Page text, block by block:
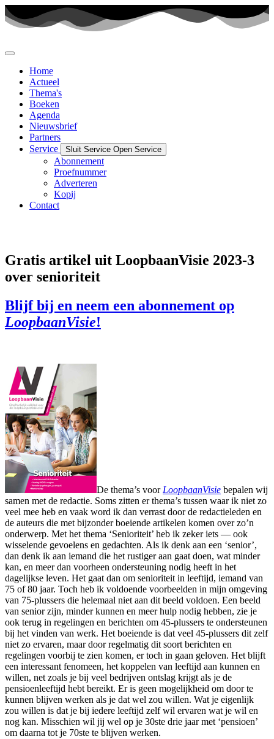
Ga
naar
Home
Actueel
Thema's
Boeken
Agenda
Nieuwsbrief
Partners
Service
Sluit Service Open Service
Abonnement
Proefnummer
Adverteren
Kopij
Contact
Gratis artikel uit LoopbaanVisie 2023-3
over senioriteit
Blijf bij en neem een abonnement op
LoopbaanVisie!
De thema’s voor LoopbaanVisie bepalen wij
samen met de redactie. Soms zitten er thema’s tussen waar ik niet zo
veel mee heb en vaak word ik dan verrast door de redactieleden en
de auteurs die met bijzonder boeiende artikelen komen over zo’n
onderwerp. Met het thema ‘Senioriteit’ heb ik zeker iets — ook
wisselende gevoelens en gedachten. Als ik denk aan een ‘senior’,
dan denk ik aan iemand die het rustiger aan gaat doen, wat minder
kan, en meer dan voorheen ondersteuning nodig heeft in het
dagelijkse leven. Het gaat dan om senioriteit in leeftijd, iemand van
75 of 80 jaar. Toch heb ik voldoende voorbeelden in mijn omgeving
van 75-plussers die helemaal niet aan dit beeld voldoen. Een beeld
van senior zijn, minder kunnen en meer hulp nodig hebben, zie je
ook terug in regelingen en berichten om 45-plussers te ondersteunen
bij het vinden van werk. Het boeiende is dat veel 45-plussers dit zelf
niet zo ervaren, maar door regelmatig dit soort berichten en
regelingen voorbij te zien komen, er toch in gaan geloven. Het blijft
een interessant fenomeen, het koppelen van leeftijd aan kunnen en
willen, net zoals je bij veel bedrijven ontslag krijgt als je de
pensioenleeftijd hebt bereikt. Er is geen mogelijkheid om door te
kunnen blijven werken als je dat wel zou willen. Wat je eigenlijk
zou willen is dat je bij iedere leeftijd zelf wil ervaren wat je wil en
nog kan. Misschien wil jij wel op je 30ste drie jaar met ‘pensioen’
om daarna tot je 70ste te blijven werken.